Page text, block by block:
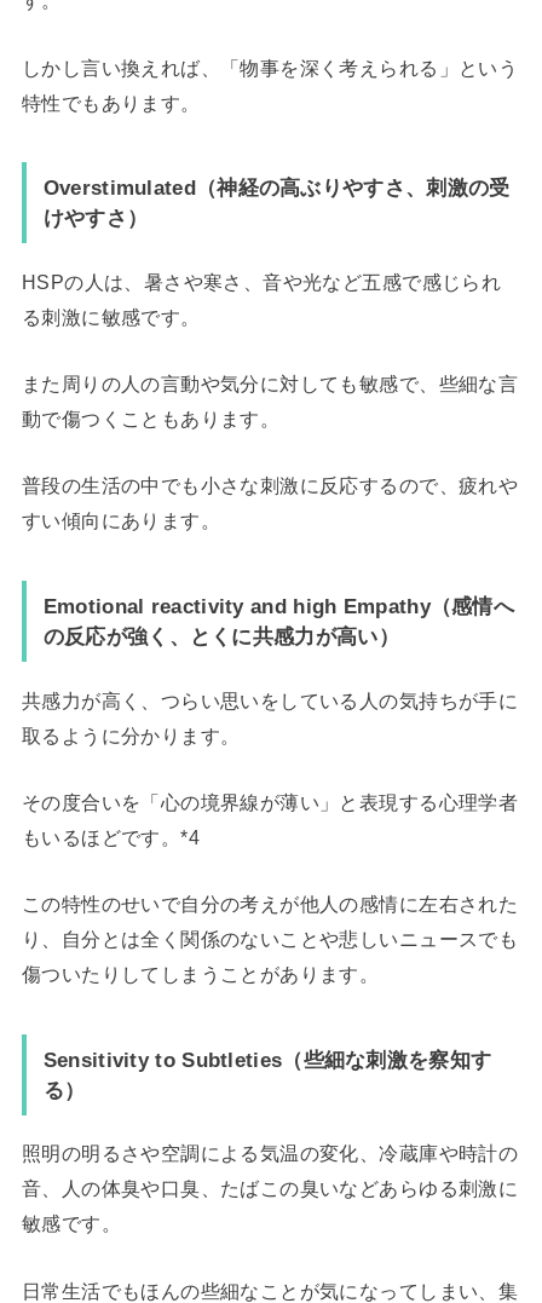
しかし言い換えれば、「物事を深く考えられる」という
特性でもあります。
Overstimulated（神経の高ぶりやすさ、刺激の受
けやすさ）
HSPの人は、暑さや寒さ、音や光など五感で感じられ
る刺激に敏感です。
また周りの人の言動や気分に対しても敏感で、些細な言
動で傷つくこともあります。
普段の生活の中でも小さな刺激に反応するので、疲れや
すい傾向にあります。
Emotional reactivity and high Empathy（感情へ
の反応が強く、とくに共感力が高い）
共感力が高く、つらい思いをしている人の気持ちが手に
取るように分かります。
その度合いを「心の境界線が薄い」と表現する心理学者
もいるほどです。*4
この特性のせいで自分の考えが他人の感情に左右された
り、自分とは全く関係のないことや悲しいニュースでも
傷ついたりしてしまうことがあります。
Sensitivity to Subtleties（些細な刺激を察知す
る）
照明の明るさや空調による気温の変化、冷蔵庫や時計の
音、人の体臭や口臭、たばこの臭いなどあらゆる刺激に
敏感です。
日常生活でもほんの些細なことが気になってしまい、集